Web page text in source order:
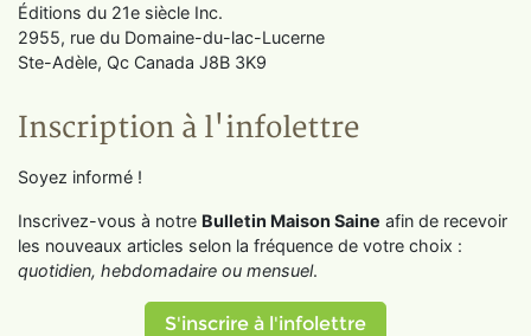
Éditions du 21e siècle Inc.
2955, rue du Domaine-du-lac-Lucerne
Ste-Adèle, Qc Canada J8B 3K9
Inscription à l'infolettre
Soyez informé !
Inscrivez-vous à notre Bulletin Maison Saine afin de recevoir
les nouveaux articles selon la fréquence de votre choix :
quotidien, hebdomadaire ou mensuel.
S'inscrire à l'infolettre